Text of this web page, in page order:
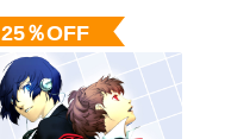
25％OFF